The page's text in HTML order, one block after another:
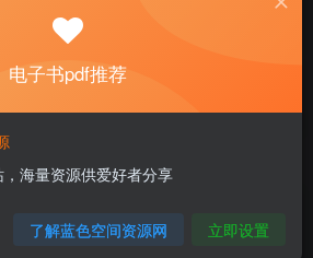
计算机 移动设备 软件下载....
电子书籍下载...
4.0玩法，项目可批量放大操
即可。单…
电子书pdf推荐
海量资源供爱好者分享
了解蓝色空间资源网 立即设置